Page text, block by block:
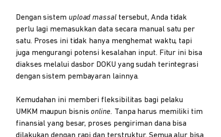
Dengan sistem upload massal tersebut, Anda tidak
perlu lagi memasukkan data secara manual satu per
satu. Proses ini tidak hanya menghemat waktu, tapi
juga mengurangi potensi kesalahan input. Fitur ini bisa
diakses melalui dasbor DOKU yang sudah terintegrasi
dengan sistem pembayaran lainnya.
Kemudahan ini memberi fleksibilitas bagi pelaku
UMKM maupun bisnis online. Tanpa harus memiliki tim
finansial yang besar, proses pengiriman dana bisa